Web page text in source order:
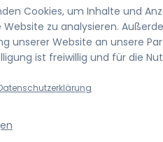
Homepage Baukasten /
Cookies, um Inhalte und
zu analysieren.
unserer Website an unsere
ist freiwillig und für die